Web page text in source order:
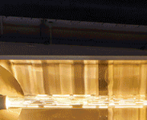
las crisis